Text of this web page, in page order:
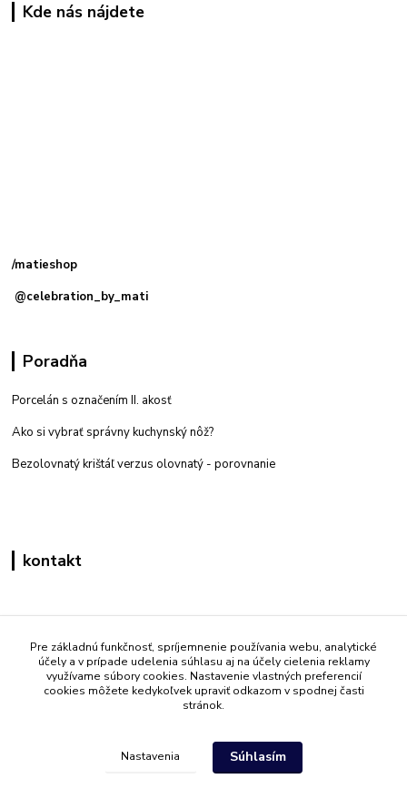
Kde nás nájdete
/matieshop
@celebration_by_mati
Poradňa
Porcelán s označením II. akosť
Ako si vybrať správny kuchynský nôž?
Bezolovnatý krištáľ verzus olovnatý - porovnanie
kontakt
+421 908 861 051
(Po - Pia 7:30-15:30)
info@mati.sk
Pre základnú funkčnosť, spríjemnenie používania webu, analytické
účely a v prípade udelenia súhlasu aj na účely cielenia reklamy
využívame súbory cookies. Nastavenie vlastných preferencií
cookies môžete kedykoľvek upraviť odkazom v spodnej časti
stránok.
Nastavenia Súhlasím